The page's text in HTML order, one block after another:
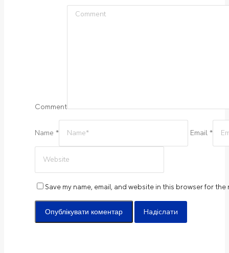
Comment
Name * Email *
Save my name, email, and website in this browser for the
Надіслати